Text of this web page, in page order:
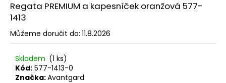
Regata PREMIUM a kapesníček oranžová 577-
1413
Můžeme doručit do: 11.8.2026
Skladem (1 ks)
Kód: 577-1413-0
Značka:Avantgard
u
j
e
m
e